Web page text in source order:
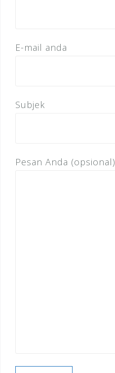
E-mail anda
Subjek
Pesan Anda (opsional)